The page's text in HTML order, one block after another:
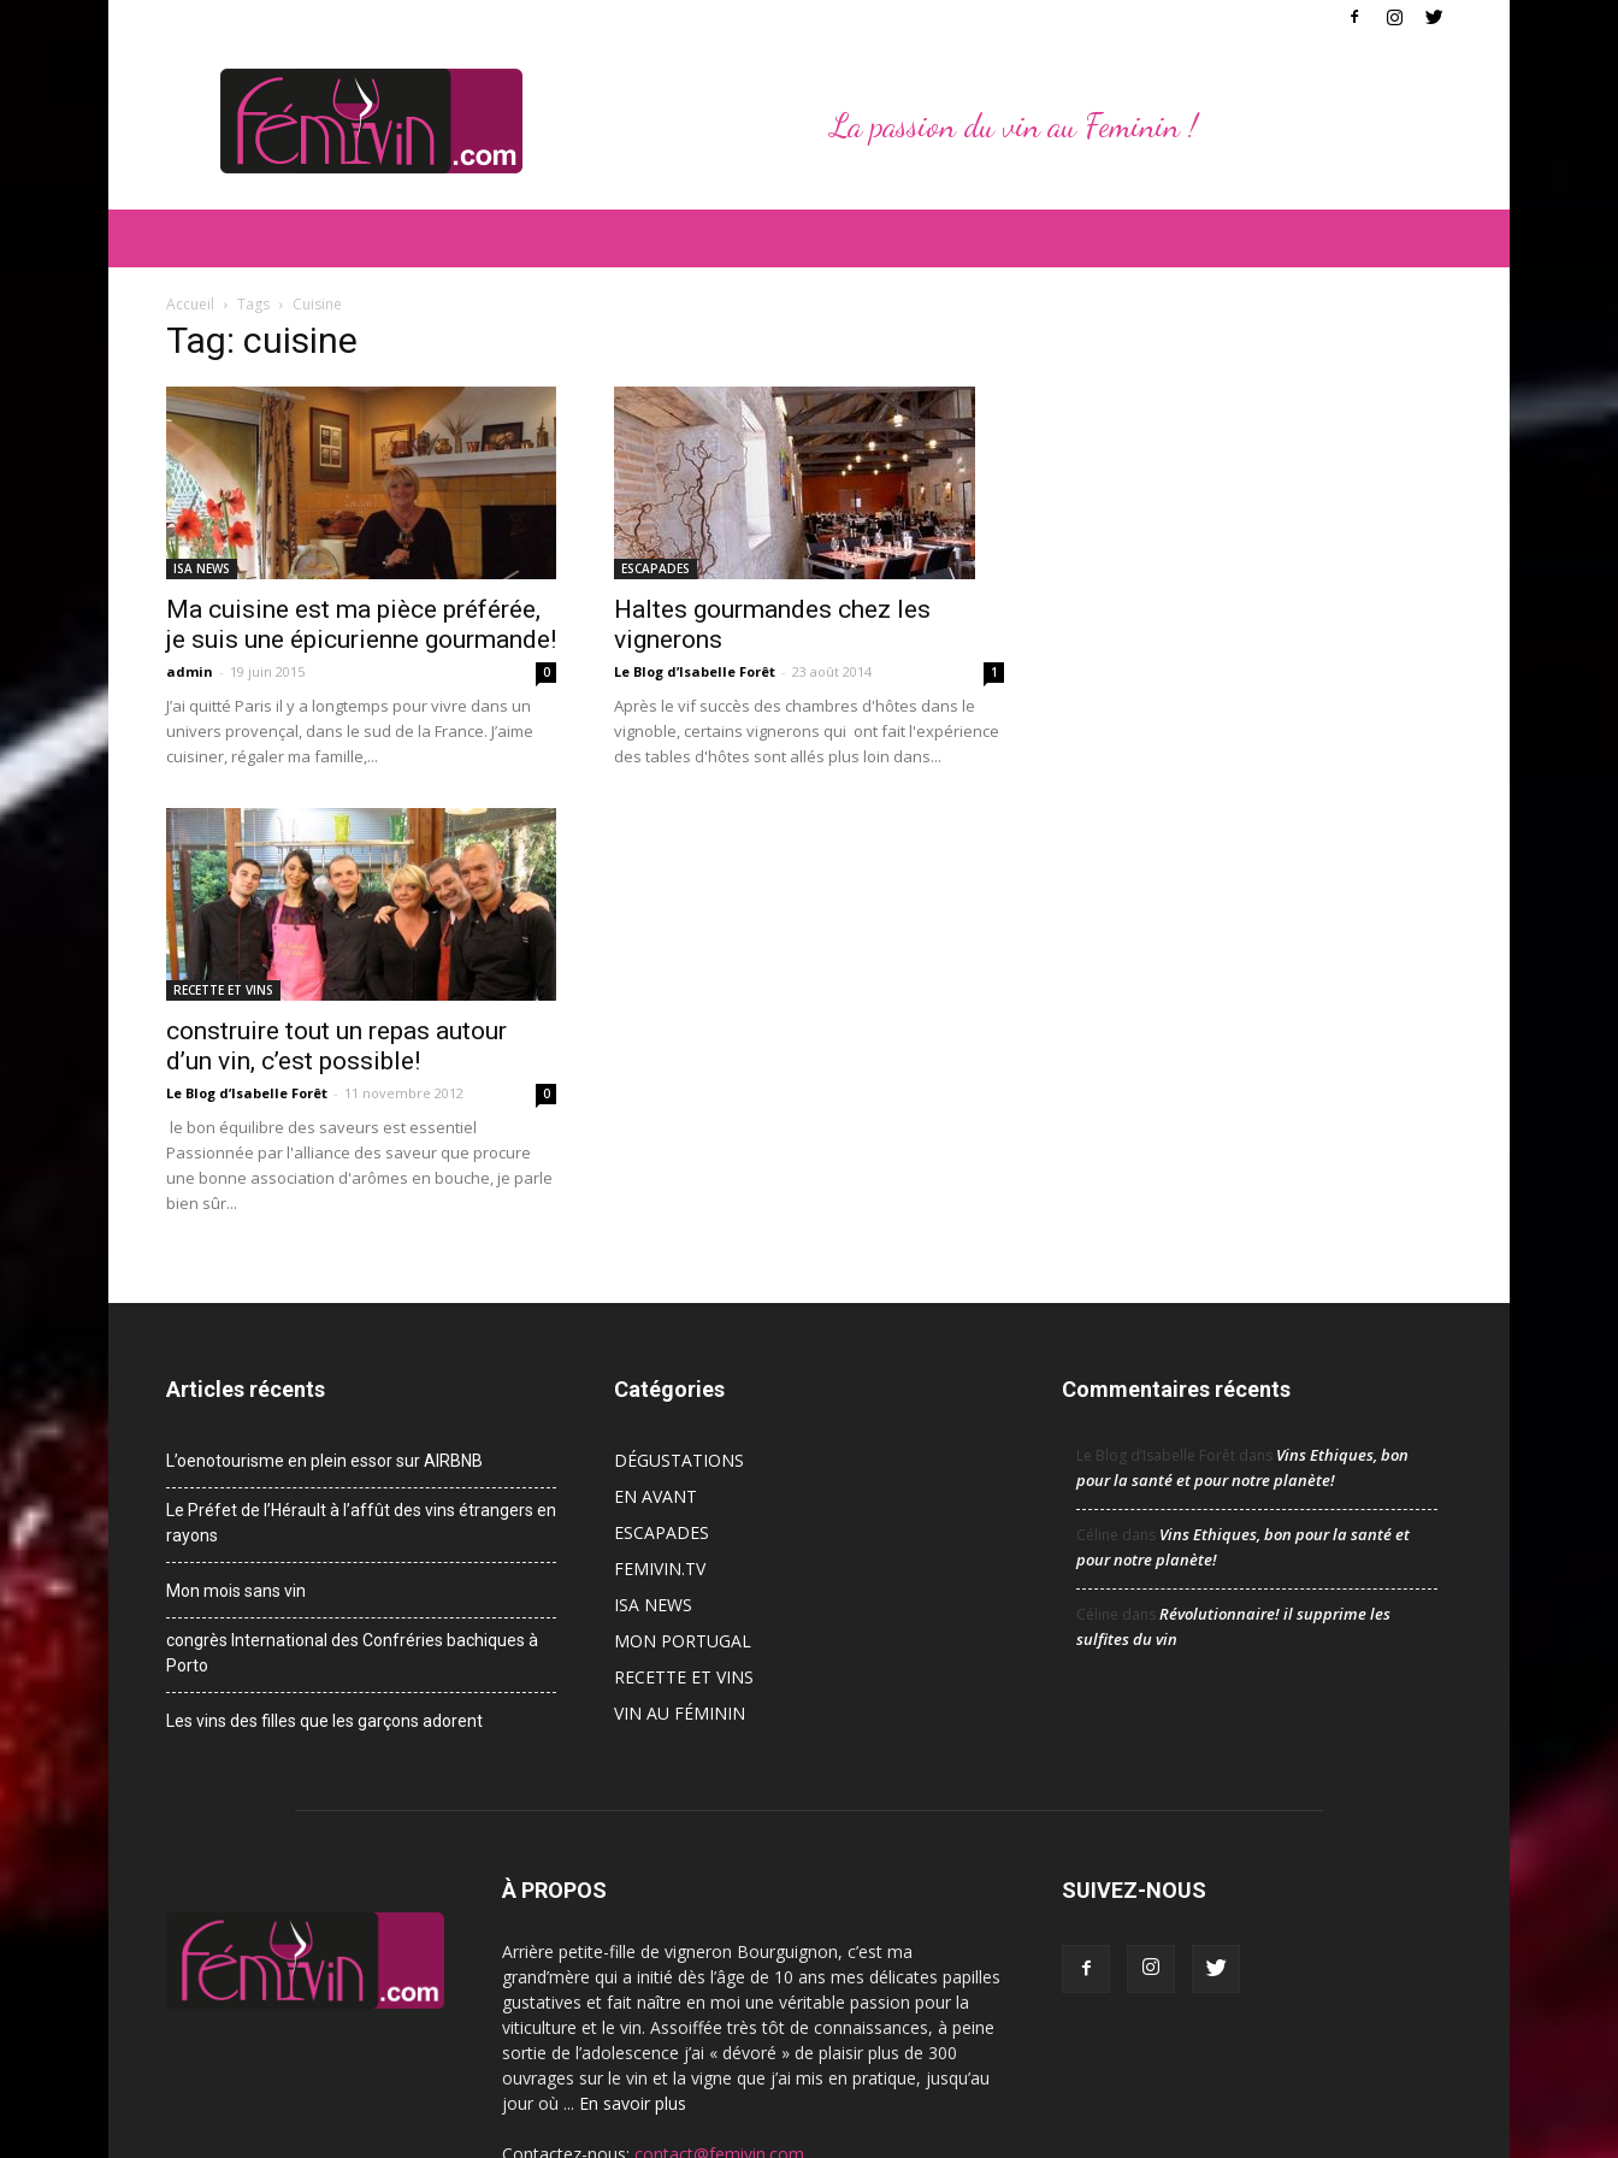
FEMIVIN
La passion du vin au Feminin !
Accueil Tags Cuisine
Tag: cuisine
ISA NEWS
Ma cuisine est ma pièce préférée,
je suis une épicurienne gourmande!
admin - 19 juin 2015 0
J’ai quitté Paris il y a longtemps pour vivre dans un
univers provençal, dans le sud de la France. J’aime
cuisiner, régaler ma famille,...
ESCAPADES
Haltes gourmandes chez les
vignerons
Le Blog d’Isabelle Forêt - 23 août 2014 1
Après le vif succès des chambres d'hôtes dans le
vignoble, certains vignerons qui ont fait l'expérience
des tables d'hôtes sont allés plus loin dans...
RECETTE ET VINS
construire tout un repas autour
d’un vin, c’est possible!
Le Blog d’Isabelle Forêt - 11 novembre 2012 0
le bon équilibre des saveurs est essentiel
Passionnée par l'alliance des saveur que procure
une bonne association d'arômes en bouche, je parle
bien sûr...
Articles récents
L’oenotourisme en plein essor sur AIRBNB
Le Préfet de l’Hérault à l’affût des vins étrangers en
rayons
Mon mois sans vin
congrès International des Confréries bachiques à
Porto
Les vins des filles que les garçons adorent
Catégories
DÉGUSTATIONS
EN AVANT
ESCAPADES
FEMIVIN.TV
ISA NEWS
MON PORTUGAL
RECETTE ET VINS
VIN AU FÉMININ
Commentaires récents
Le Blog d’Isabelle Forêt dans Vins Ethiques, bon
pour la santé et pour notre planète!
Céline dans Vins Ethiques, bon pour la santé et
pour notre planète!
Céline dansRévolutionnaire! il supprime les
sulfites du vin
À PROPOS
Arrière petite-fille de vigneron Bourguignon, c’est ma
grand’mère qui a initié dès l’âge de 10 ans mes délicates papilles
gustatives et fait naître en moi une véritable passion pour la
viticulture et le vin. Assoiffée très tôt de connaissances, à peine
sortie de l’adolescence j’ai « dévoré » de plaisir plus de 300
ouvrages sur le vin et la vigne que j’ai mis en pratique, jusqu’au
jour où ... En savoir plus
SUIVEZ-NOUS